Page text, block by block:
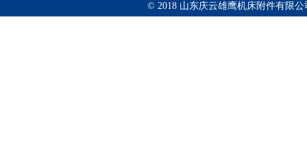
© 2018 山东庆云雄鹰机床附件有限